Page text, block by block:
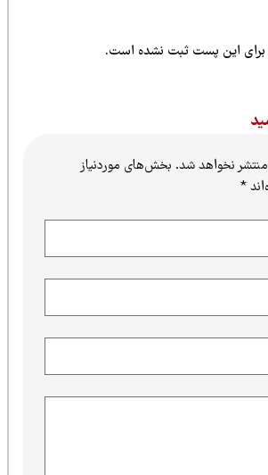
این پست ثبت نشده است.
نخواهد شد.بخش‌های موردنیاز